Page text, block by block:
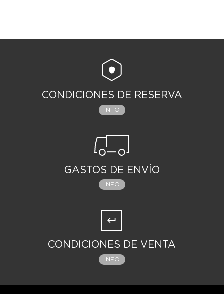
CONDICIONES DE RESERVA
INFO
GASTOS DE ENVÍO
INFO
CONDICIONES DE VENTA
INFO